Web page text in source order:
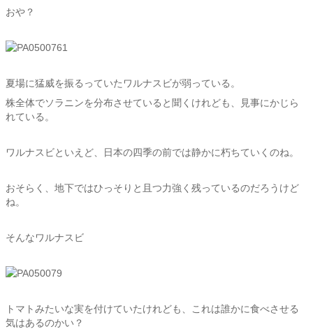
おや？
夏場に猛威を振るっていたワルナスビが弱っている。
株全体でソラニンを分布させていると聞くけれども、見事にかじら
れている。
ワルナスビといえど、日本の四季の前では静かに朽ちていくのね。
おそらく、地下ではひっそりと且つ力強く残っているのだろうけど
ね。
そんなワルナスビ
トマトみたいな実を付けていたけれども、これは誰かに食べさせる
気はあるのかい？